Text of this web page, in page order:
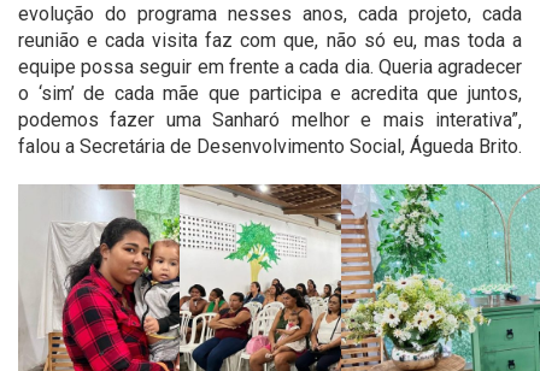
evolução do programa nesses anos, cada projeto, cada
reunião e cada visita faz com que, não só eu, mas toda a
equipe possa seguir em frente a cada dia. Queria agradecer
o ‘sim’ de cada mãe que participa e acredita que juntos,
podemos fazer uma Sanharó melhor e mais interativa”,
falou a Secretária de Desenvolvimento Social, Águeda Brito.